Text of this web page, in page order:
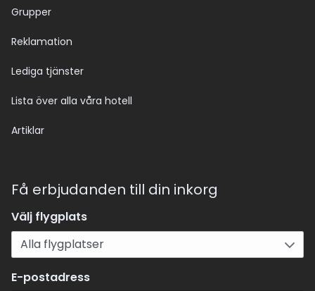
Grupper
Reklamation
Lediga tjänster
Lista över alla våra hotell
Artiklar
Få erbjudanden till din inkorg
Välj flygplats
E-postadress